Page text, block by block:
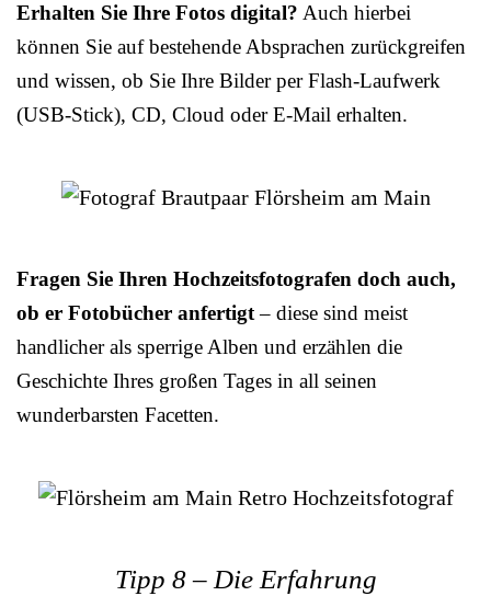
Erhalten Sie Ihre Fotos digital? Auch hierbei
können Sie auf bestehende Absprachen zurückgreifen
und wissen, ob Sie Ihre Bilder per Flash-Laufwerk
(USB-Stick), CD, Cloud oder E-Mail erhalten.
Fragen Sie Ihren Hochzeitsfotografen doch auch,
ob er Fotobücher anfertigt– diese sind meist
handlicher als sperrige Alben und erzählen die
Geschichte Ihres großen Tages in all seinen
wunderbarsten Facetten.
Tipp 8 – Die Erfahrung